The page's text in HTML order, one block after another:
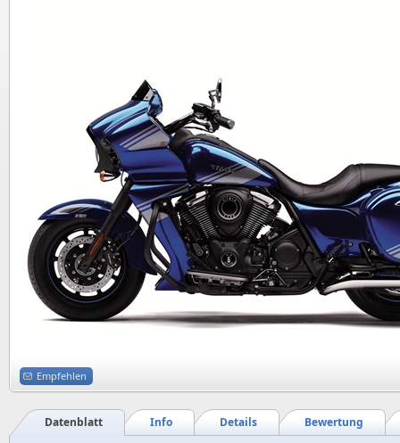
Empfehlen
Bewertung
Details
Info
Datenblatt